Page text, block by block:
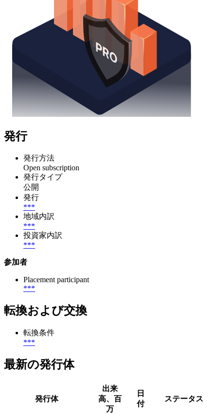
発行
発行方法
Open subscription
発行タイプ
公開
発行
***
地域内訳
***
投資家内訳
***
参加者
Placement participant
***
転換および交換
転換条件
***
最新の発行体
発行体
出来
高、百
万
日
付
ステータス